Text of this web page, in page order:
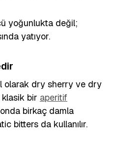
yoğunlukta değil;
yatıyor.
olarak dry sherry ve dry
klasik bir aperitif
birkaç damla
bitters da kullanılır.